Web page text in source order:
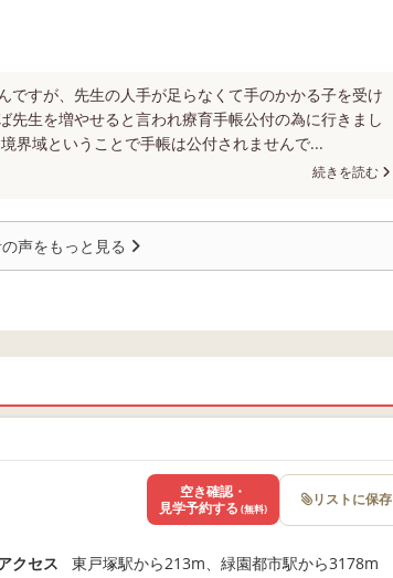
ですが、先生の人手が足らなくて手のかかる子を受け
先生を増やせると言われ療育手帳公付の為に行きまし
界域ということで手帳は公付されませんで...
続きを読む
声をもっと見る
クセス
東戸塚駅から213m、緑園都市駅から3178m
空き確認・
見学予約する (無料) リストに保存